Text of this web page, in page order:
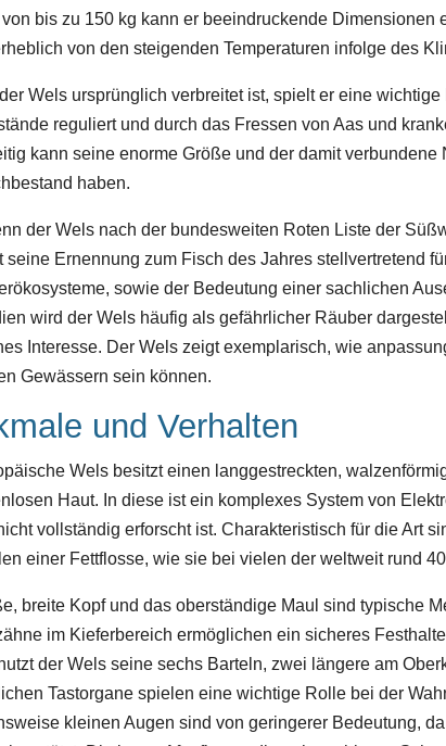
bis zu 150 kg kann er beeindruckende Dimensionen
von den steigenden Temperaturen infolge des
Wels ursprünglich verbreitet ist, spielt er eine
reguliert und durch das Fressen von Aas und
kann seine enorme Größe und der damit
haben.
der Wels nach der bundesweiten Roten Liste der
seine Ernennung zum Fisch des Jahres stellvertretend
sowie der Bedeutung einer sachlichen
wird der Wels häufig als gefährlicher Räuber
Interesse. Der Wels zeigt exemplarisch, wie
Gewässern sein können.
und Verhalten
Wels besitzt einen langgestreckten,
Haut. In diese ist ein komplexes System von
vollständig erforscht ist. Charakteristisch für die Art
einer Fettflosse, wie sie bei vielen der weltweit rund
breite Kopf und das oberständige Maul sind typische
im Kieferbereich ermöglichen ein sicheres
der Wels seine sechs Barteln, zwei längere am
Tastorgane spielen eine wichtige Rolle bei der
kleinen Augen sind von geringerer Bedeutung,